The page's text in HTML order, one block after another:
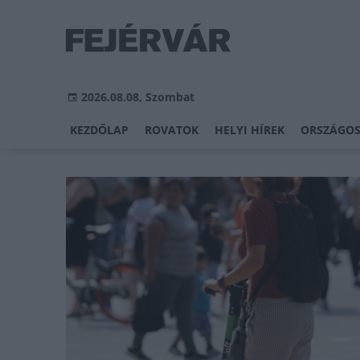
2026.08.08, Szombat
KEZDŐLAP ROVATOK HELYI HÍREK